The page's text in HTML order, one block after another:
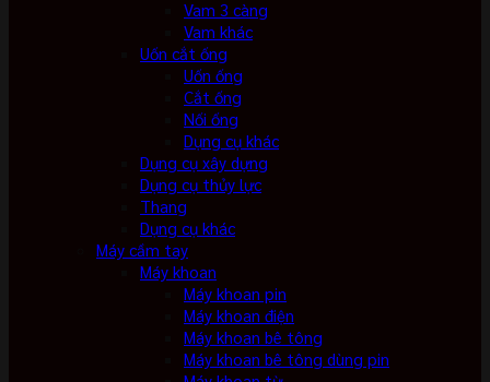
Vam 3 càng
Vam khác
Uốn cắt ống
Uốn ống
Cắt ống
Nối ống
Dụng cụ khác
Dụng cụ xây dựng
Dụng cụ thủy lực
Thang
Dụng cụ khác
Máy cầm tay
Máy khoan
Máy khoan pin
Máy khoan điện
Máy khoan bê tông
Máy khoan bê tông dùng pin